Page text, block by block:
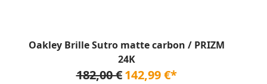
Oakley Brille Sutro matte carbon / PRIZM
24K
182,00 € 142,99 €*